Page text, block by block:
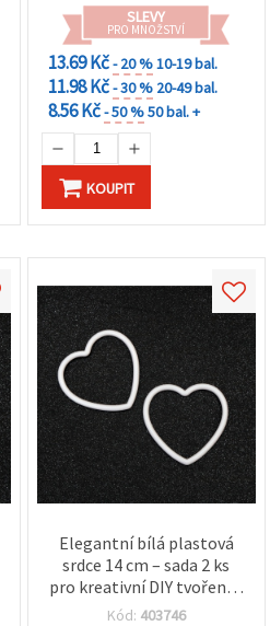
SLEVY
PRO MNOŽSTVÍ
13.69 Kč- 20 %10-19 bal.
11.98 Kč- 30 % 20-49 bal.
8.56 Kč- 50 %50 bal. +
KOUPIT
Elegantní bílá plastová
srdce 14 cm – sada 2 ks
pro kreativní DIY tvoření a
sváteční dekorace
Kód: 403746